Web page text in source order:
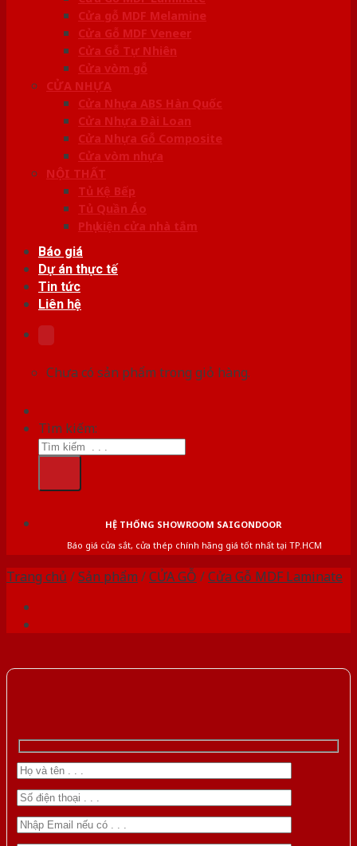
Cửa gỗ MDF Melamine
Cửa Gỗ MDF Veneer
Cửa Gỗ Tự Nhiên
Cửa vòm gỗ
CỬA NHỰA
Cửa Nhựa ABS Hàn Quốc
Cửa Nhựa Đài Loan
Cửa Nhựa Gỗ Composite
Cửa vòm nhựa
NỘI THẤT
Tủ Kệ Bếp
Tủ Quần Áo
Phụ kiện cửa nhà tắm
Báo giá
Dự án thực tế
Tin tức
Liên hệ
Chưa có sản phẩm trong giỏ hàng.
Tìm kiếm:
HỆ THỐNG SHOWROOM SAIGONDOOR
Báo giá cửa sắt, cửa thép chính hãng giá tốt nhất tại TP.HCM
Trang chủ /Sản phẩm /CỬA GỖ /Cửa Gỗ MDF Laminate